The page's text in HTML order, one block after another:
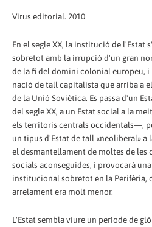
Virus editorial. 2010
En el segle XX, la institució de l'Estat
sobretot amb la irrupció d'un gran
de la fi del domini colonial europeu, i
nació de tall capitalista que arriba a
de la Unió Soviètica. Es passa d'un
del segle XX, a un Estat social a la
els territoris centrals occidentals—,
un tipus d'Estat de tall «neoliberal» a
el desmantellament de moltes de les
socials aconseguides, i provocarà
institucional sobretot en la Perifèria,
arrelament era molt menor.
L'Estat sembla viure un període de